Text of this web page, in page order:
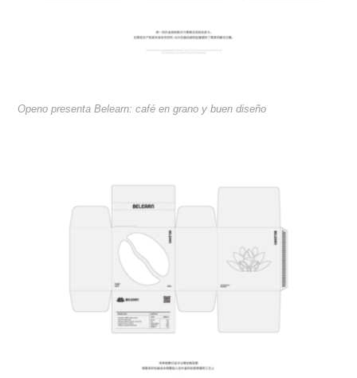
Openo presenta Belearn: café en grano y buen diseño